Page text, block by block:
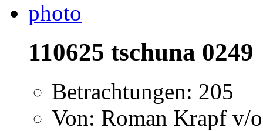
110625 tschuna 0249
Betrachtungen: 205
Von: Roman Krapf v/